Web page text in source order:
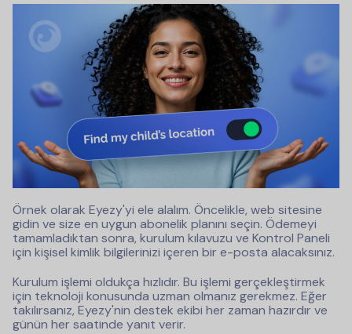
Örnek olarak Eyezy'yi ele alalım. Öncelikle, web sitesine
gidin ve size en uygun abonelik planını seçin. Ödemeyi
tamamladıktan sonra, kurulum kılavuzu ve Kontrol Paneli
için kişisel kimlik bilgilerinizi içeren bir e-posta alacaksınız.
Kurulum işlemi oldukça hızlıdır. Bu işlemi gerçekleştirmek
için teknoloji konusunda uzman olmanız gerekmez. Eğer
takılırsanız, Eyezy'nin destek ekibi her zaman hazırdır ve
günün her saatinde yanıt verir.